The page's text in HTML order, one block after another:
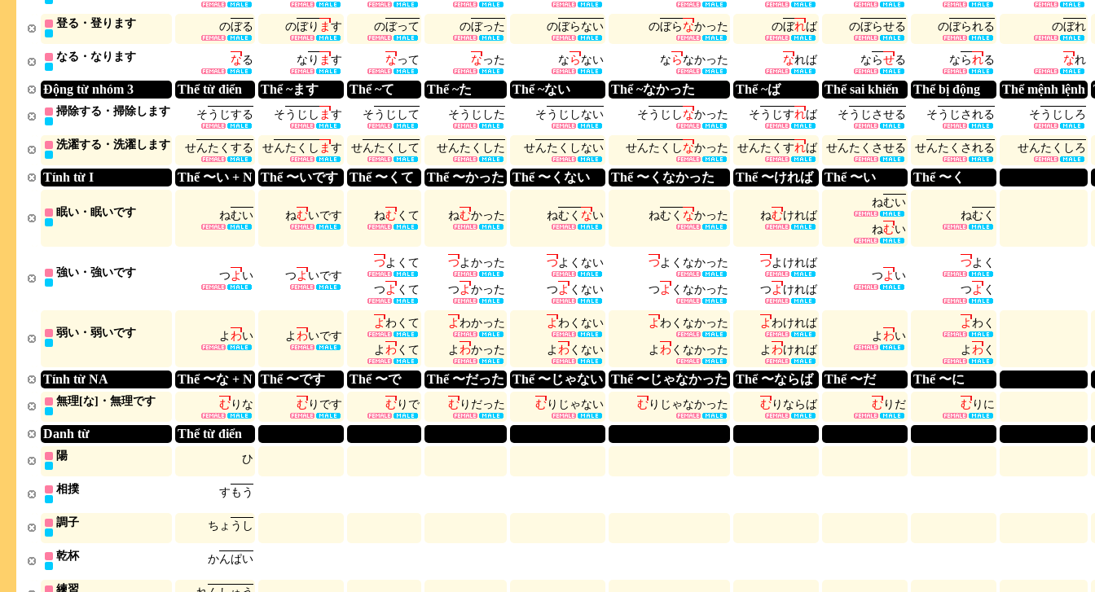
登る・登ります のぼる のぼり ます のぼって のぼった のぼらない のぼらなかった のぼれば のぼらせる のぼられる のぼれ
なる・なります なる な り ます なって なった ならない ならなかった なれば ならせる なられる なれ
Động từ nhóm 3 Thể từ điển Thể ~ます Thể ~て Thể ~た Thể ~ない Thể ~なかった Thể ~ば Thể sai khiến Thể bị động Thể mệnh lệnh
掃除する・掃除します そう じする そう じ し ます そう じ して そう じ した そう じ しない そう じ しなかった そう じすれば そう じさせる そう じされる そう じ しろ
洗濯する・洗濯します せんた く する せんた く し ます せんた く して せんた く した せんた く しない せんた く しなかった せんた く すれば せんた く させる せんた く される せんた く しろ
Tính từ I Thể 〜い + N Thể 〜いです Thể 〜くて Thể 〜かった Thể 〜くない Thể 〜くなかった Thể 〜ければ Thể 〜い Thể 〜く
眠い・眠いです ねむい ねむいです ねむく て ねむかった ねむく ない ねむく なかった ねむければ
ねむい
ねむい
ねむく
強い・強いです つよい つよいです
つよ く て
つよく て
つよかった
つよかった
つよ く ない
つよく ない
つよ く なかった
つよく なかった
つよ ければ
つよければ
つよい
つよ く
つよく
弱い・弱いです よ わい よ わいです
よわ く て
よ わく て
よわかった
よ わかった
よわ く ない
よ わく ない
よわ く なかった
よ わく なかった
よわければ
よ わければ
よ わい
よわ く
よ わく
Tính từ NA Thể 〜な + N Thể 〜です Thể 〜で Thể 〜だった Thể 〜じゃない Thể 〜じゃなかった Thể 〜ならば Thể 〜だ Thể 〜に
無理[な]・無理です むり な むり です むり で むり だった むり じ ゃない むり じ ゃなかった むり ならば むり だ むり に
Danh từ Thể từ điển
陽 ひ
相撲 すも う
調子 ち ょ う し
乾杯 かんぱい
練習